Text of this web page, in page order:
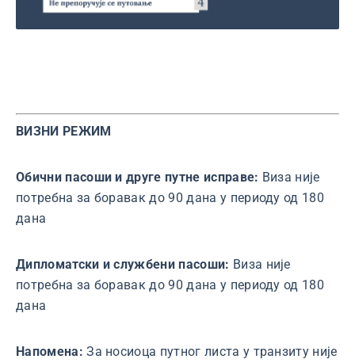
ВИЗНИ РЕЖИМ
Обични пасоши и друге путне исправе: Виза није
потребна за боравак до 90 дана у периоду од 180
дана
Дипломатски и службени пасоши: Виза није
потребна за боравак до 90 дана у периоду од 180
дана
Напомена:За носиоца путног листа у транзиту није